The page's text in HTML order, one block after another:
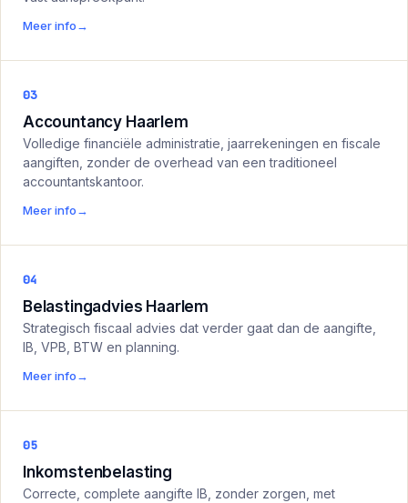
Meer info→
03
Accountancy Haarlem
Volledige financiële administratie, jaarrekeningen en fiscale
aangiften, zonder de overhead van een traditioneel
accountantskantoor.
Meer info→
04
Belastingadvies Haarlem
Strategisch fiscaal advies dat verder gaat dan de aangifte,
IB, VPB, BTW en planning.
Meer info→
05
Inkomstenbelasting
Correcte, complete aangifte IB, zonder zorgen, met